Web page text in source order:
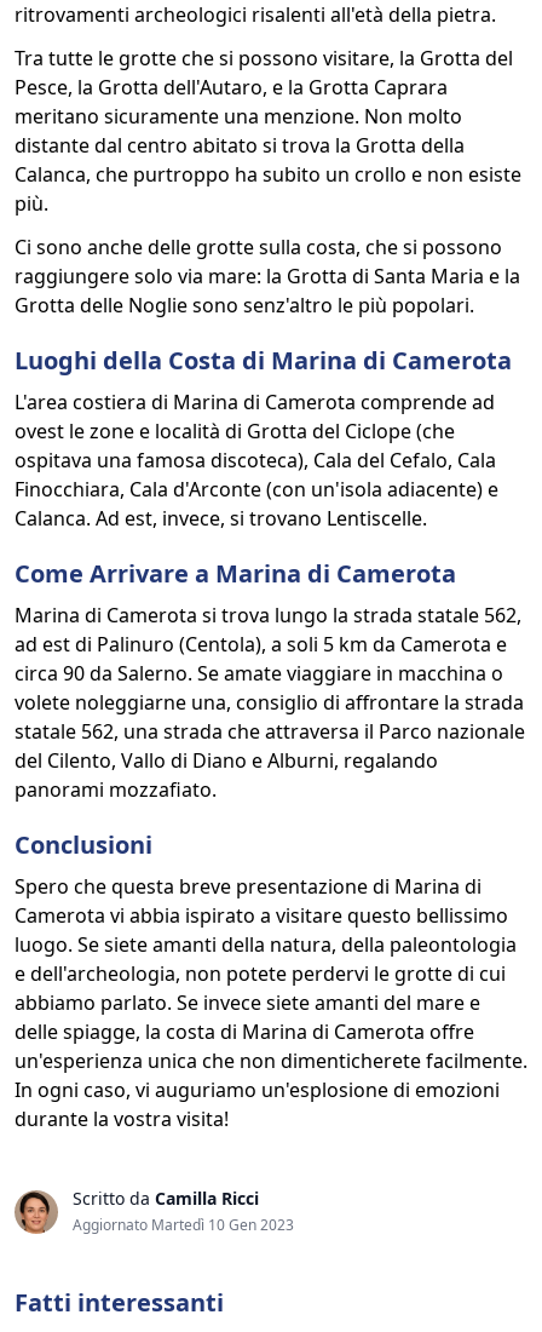
ritrovamenti archeologici risalenti all'età della pietra.
Tra tutte le grotte che si possono visitare, la Grotta del
Pesce, la Grotta dell'Autaro, e la Grotta Caprara
meritano sicuramente una menzione. Non molto
distante dal centro abitato si trova la Grotta della
Calanca, che purtroppo ha subito un crollo e non esiste
più.
Ci sono anche delle grotte sulla costa, che si possono
raggiungere solo via mare: la Grotta di Santa Maria e la
Grotta delle Noglie sono senz'altro le più popolari.
Luoghi della Costa di Marina di Camerota
L'area costiera di Marina di Camerota comprende ad
ovest le zone e località di Grotta del Ciclope (che
ospitava una famosa discoteca), Cala del Cefalo, Cala
Finocchiara, Cala d'Arconte (con un'isola adiacente) e
Calanca. Ad est, invece, si trovano Lentiscelle.
Come Arrivare a Marina di Camerota
Marina di Camerota si trova lungo la strada statale 562,
ad est di Palinuro (Centola), a soli 5 km da Camerota e
circa 90 da Salerno. Se amate viaggiare in macchina o
volete noleggiarne una, consiglio di affrontare la strada
statale 562, una strada che attraversa il Parco nazionale
del Cilento, Vallo di Diano e Alburni, regalando
panorami mozzafiato.
Conclusioni
Spero che questa breve presentazione di Marina di
Camerota vi abbia ispirato a visitare questo bellissimo
luogo. Se siete amanti della natura, della paleontologia
e dell'archeologia, non potete perdervi le grotte di cui
abbiamo parlato. Se invece siete amanti del mare e
delle spiagge, la costa di Marina di Camerota offre
un'esperienza unica che non dimenticherete facilmente.
In ogni caso, vi auguriamo un'esplosione di emozioni
durante la vostra visita!
Scritto da Camilla Ricci
Aggiornato Martedì 10 Gen 2023
Fatti interessanti